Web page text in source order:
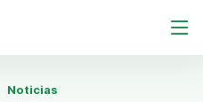
Noticias